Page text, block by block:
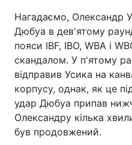
Нагадаємо, Олександр
Дюбуа в дев'ятому
пояси IBF, IBO, WBA і
скандалом. У п'ятому
відправив Усика на
корпусу, однак, як це
удар Дюбуа припав
Олександру кілька
був продовжений.